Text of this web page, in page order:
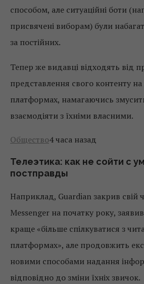
способом, але ситуаційні боти
присвячені виборам) були
за постійних.
Тепер же видавці відходять від
представлення свого контенту
платформах, намагаючись
взаємодіяти з їхніми власними.
Общество4 часа назад
Телеэтика: как не сойти с
постправды
Наприклад, Guardian закрив свій
Messenger на початку року,
краще «більше спілкуватися з
платформах», але продовжить
новими способами надання
відповідно до зміни їхніх звичок.